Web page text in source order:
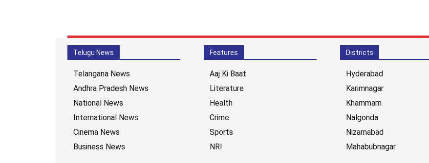
Telugu News
Telangana News
Andhra Pradesh News
National News
International News
Cinema News
Business News
Features
Aaj Ki Baat
Literature
Health
Crime
Sports
NRI
Districts
Hyderabad
Karimnagar
Khammam
Nalgonda
Nizamabad
Mahabubnagar